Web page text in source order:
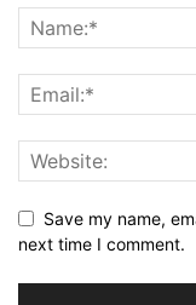
Save my name,
next time I comment.